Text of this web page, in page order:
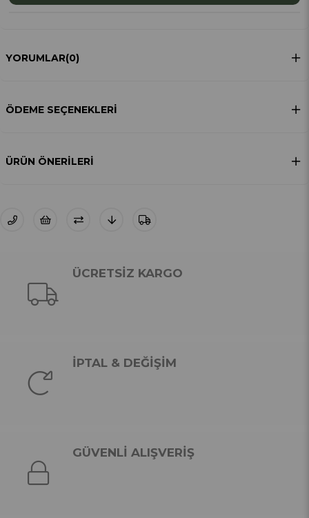
YORUMLAR(0)
ÖDEME SEÇENEKLERI
ÜRÜN ÖNERILERI
ÜCRETSİZ KARGO
İPTAL & DEĞİŞİM
GÜVENLİ ALIŞVERİŞ